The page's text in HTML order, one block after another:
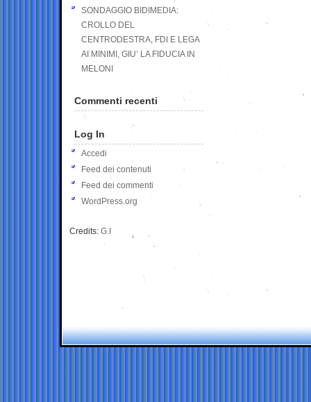
SONDAGGIO BIDIMEDIA:
CROLLO DEL
CENTRODESTRA, FDI E LEGA
AI MINIMI, GIU’ LA FIDUCIA IN
MELONI
Commenti recenti
Log In
Accedi
Feed dei contenuti
Feed dei commenti
WordPress.org
Credits: G.I